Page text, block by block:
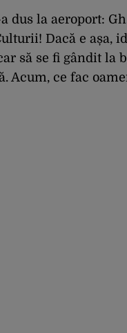
dus la aeroport:
Dacă e așa,
să se fi gândit la
Acum, ce fac